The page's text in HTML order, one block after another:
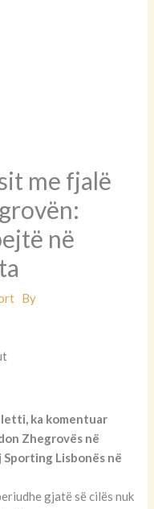
me fjalë
në
By
ka komentuar
Zhegrovës në
Lisbonës në
gjatë së cilës nuk